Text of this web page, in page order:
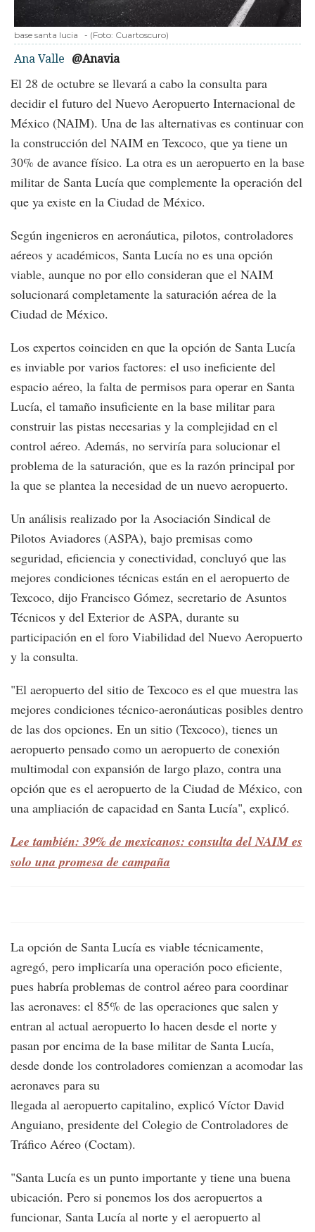
base santa lucia - (Foto: Cuartoscuro)
Ana Valle @Anavia
El 28 de octubre se llevará a cabo la consulta para
decidir el futuro del Nuevo Aeropuerto Internacional de
México (NAIM). Una de las alternativas es continuar con
la construcción del NAIM en Texcoco, que ya tiene un
30% de avance físico. La otra es un aeropuerto en la base
militar de Santa Lucía que complemente la operación del
que ya existe en la Ciudad de México.
Según ingenieros en aeronáutica, pilotos, controladores
aéreos y académicos, Santa Lucía no es una opción
viable, aunque no por ello consideran que el NAIM
solucionará completamente la saturación aérea de la
Ciudad de México.
Los expertos coinciden en que la opción de Santa Lucía
es inviable por varios factores: el uso ineficiente del
espacio aéreo, la falta de permisos para operar en Santa
Lucía, el tamaño insuficiente en la base militar para
construir las pistas necesarias y la complejidad en el
control aéreo. Además, no serviría para solucionar el
problema de la saturación, que es la razón principal por
la que se plantea la necesidad de un nuevo aeropuerto.
Un análisis realizado por la Asociación Sindical de
Pilotos Aviadores (ASPA), bajo premisas como
seguridad, eficiencia y conectividad, concluyó que las
mejores condiciones técnicas están en el aeropuerto de
Texcoco, dijo Francisco Gómez, secretario de Asuntos
Técnicos y del Exterior de ASPA, durante su
participación en el foro Viabilidad del Nuevo Aeropuerto
y la consulta.
"El aeropuerto del sitio de Texcoco es el que muestra las
mejores condiciones técnico-aeronáuticas posibles dentro
de las dos opciones. En un sitio (Texcoco), tienes un
aeropuerto pensado como un aeropuerto de conexión
multimodal con expansión de largo plazo, contra una
opción que es el aeropuerto de la Ciudad de México, con
una ampliación de capacidad en Santa Lucía", explicó.
Lee también: 39% de mexicanos: consulta del NAIM es
solo una promesa de campaña
La opción de Santa Lucía es viable técnicamente,
agregó, pero implicaría una operación poco eficiente,
pues habría problemas de control aéreo para coordinar
las aeronaves: el 85% de las operaciones que salen y
entran al actual aeropuerto lo hacen desde el norte y
pasan por encima de la base militar de Santa Lucía,
desde donde los controladores comienzan a acomodar las
aeronaves para su
llegada al aeropuerto capitalino, explicó Víctor David
Anguiano, presidente del Colegio de Controladores de
Tráfico Aéreo (Coctam).
"Santa Lucía es un punto importante y tiene una buena
ubicación. Pero si ponemos los dos aeropuertos a
funcionar, Santa Lucía al norte y el aeropuerto al